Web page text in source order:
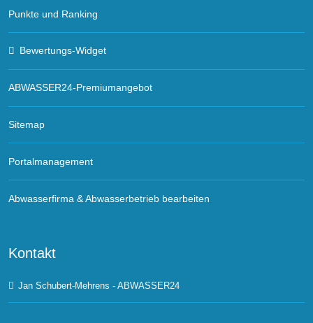
Punkte und Ranking
Bewertungs-Widget
ABWASSER24-Premiumangebot
Sitemap
Portalmanagement
Abwasserfirma & Abwasserbetrieb bearbeiten
Kontakt
Jan Schubert-Mehrens - ABWASSER24